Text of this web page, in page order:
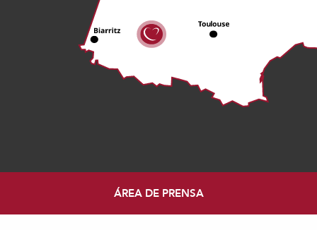
ÁREA DE PRENSA